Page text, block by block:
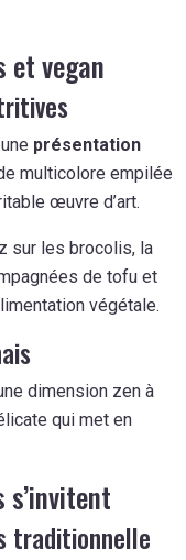
et vegan
présentation
multicolore empilée
œuvre d’art.
sur les brocolis, la
de tofu et
végétale.
dimension zen à
qui met en
s’invitent
traditionnelle